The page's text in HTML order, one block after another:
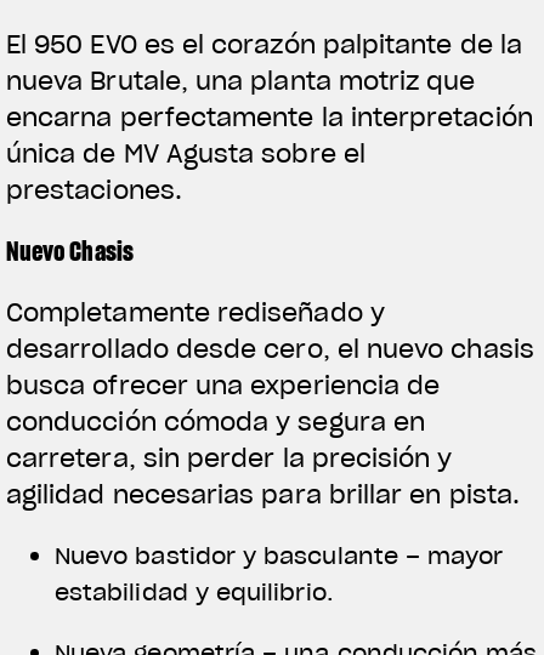
View now →
ROPA
La conducimos. La lucimos
El 950 EVO es el corazón palpitante de la
nueva Brutale, una planta motriz que
encarna perfectamente la interpretación
única de MV Agusta sobre el
prestaciones.
Nuevo Chasis
Completamente rediseñado y
desarrollado desde cero, el nuevo chasis
busca ofrecer una experiencia de
conducción cómoda y segura en
carretera, sin perder la precisión y
agilidad necesarias para brillar en pista.
Nuevo bastidor y basculante – mayor
estabilidad y equilibrio.